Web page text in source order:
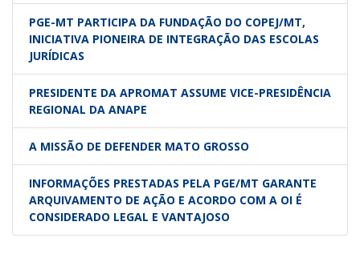
PGE-MT PARTICIPA DA FUNDAÇÃO DO COPEJ/MT,
INICIATIVA PIONEIRA DE INTEGRAÇÃO DAS ESCOLAS
JURÍDICAS
PRESIDENTE DA APROMAT ASSUME VICE-PRESIDÊNCIA
REGIONAL DA ANAPE
A MISSÃO DE DEFENDER MATO GROSSO
INFORMAÇÕES PRESTADAS PELA PGE/MT GARANTE
ARQUIVAMENTO DE AÇÃO E ACORDO COM A OI É
CONSIDERADO LEGAL E VANTAJOSO